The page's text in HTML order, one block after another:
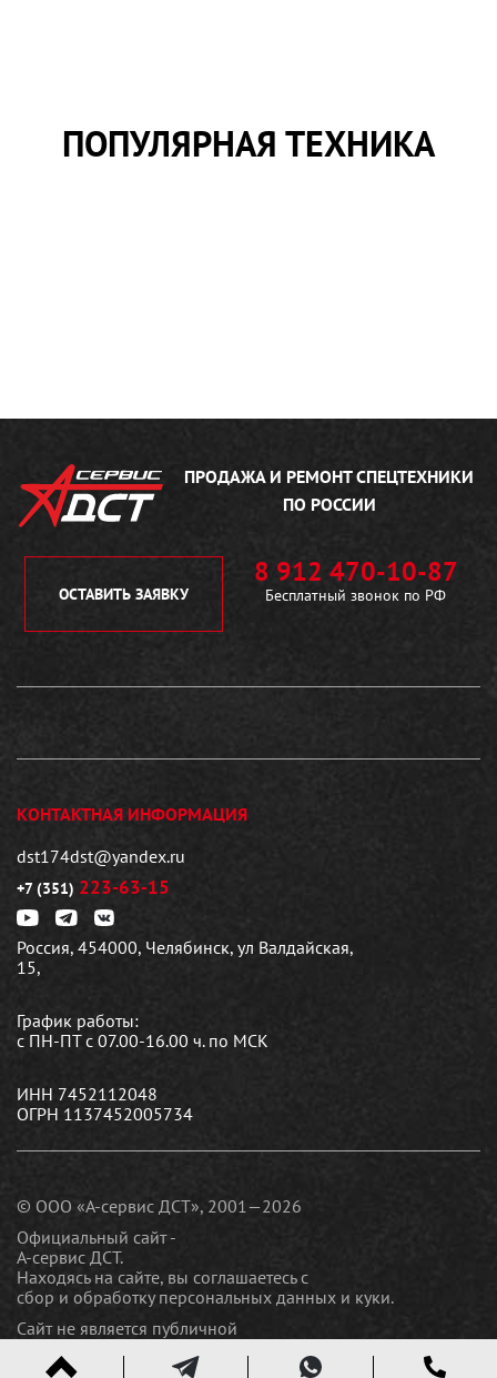
ПОПУЛЯРНАЯ ТЕХНИКА
ПРОДАЖА И РЕМОНТСПЕЦТЕХНИКИ
ПО РОССИИ
ОСТАВИТЬ ЗАЯВКУ
8 912 470-10-87
Бесплатный звонок по РФ
КОНТАКТНАЯ ИНФОРМАЦИЯ
dst174dst@yandex.ru
+7 (351) 223-63-15
Россия, 454000, Челябинск, ул Валдайская,
15,
График работы:
с ПН-ПТ с 07.00-16.00 ч. по МСК
ИНН 7452112048
ОГРН 1137452005734
© ООО «А-сервис ДСТ», 2001—2026
Официальный сайт -
А-сервис ДСТ.
Находясь на сайте, вы соглашаетесь c
сбор и обработку персональных данных и куки.
Сайт не является публичной
Политика конфиденциальности.